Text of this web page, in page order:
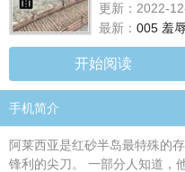
更新：2022-
最新： 005 羞
开始阅读
手机简介
阿莱西亚是红砂半岛最特殊的
锋利的尖刀。 一部分人知道，